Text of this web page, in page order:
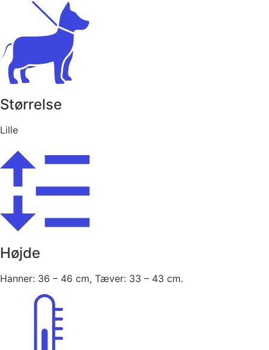
Størrelse
Lille
Højde
Hanner: 36 – 46 cm, Tæver: 33 – 43 cm.